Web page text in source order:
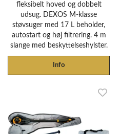
fleksibelt hoved og dobbelt
udsug. DEXOS M-klasse
støvsuger med 17 L beholder,
autostart og høj filtrering. 4 m
slange med beskyttelseshylster.
Info